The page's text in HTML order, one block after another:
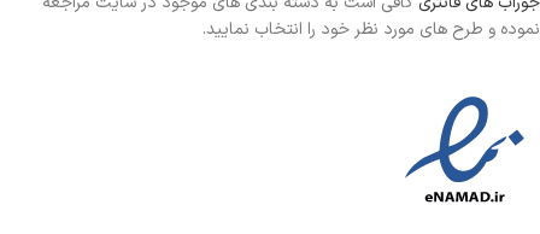
نموده و طرح های مورد نظر خود را انتخاب نمایید.